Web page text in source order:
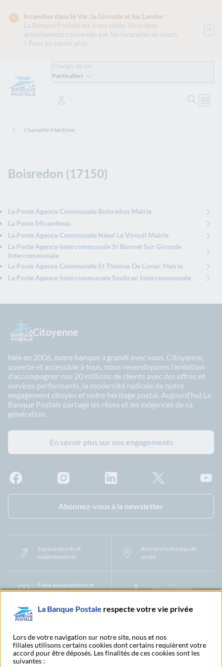
Incendies dans le Var, la Gironde et les Landes :
La Banque Postale est à vos côtés. Vous êtes
actuellement concernés par les incendies en cours
? Pour en savoir plus
Changer de site
Particuliers
Se connecter
Charente-Maritime
Boisredon (17150)
La Poste Agence Communale Boisredon Mairie
La Poste Mirambeau
La Poste Agence Communale Nieul Le Virouil Mairie
La Poste Agence Intercommunale St Bonnet Sur Gironde
Intercommunale
La Poste Agence Communale St Thomas De Conac Mairie
La Poste Agence Intercommunale Soubran Intercommunale
Citoyenne
Née en 2006, notre banque a grandi avec vous. Citoyenne,
ouverte et accessible à tous, nous revendiquons l’ambition
d’accompagner nos 20 millions de clients avec des offres et
services performants, la modernité radicale de notre
engagement citoyen et notre héritage postal. Aujourd’hui La
Banque Postale partage les rêves et les exigences de sa
génération.
En savoir plus sur nos engagements
Abonnez-vous à la newsletter
Espace sourds et
malentendants
Recherche bureau de
poste
Foire aux questions et
centre d'aide
Nous contacter
Protection des Données à Caractère PersonnelFiliales et partenaires
CookiesGestion des cookiesActualiser vos informations
Contestation et réclamation Coordonnées Centres Financiers
La Banque Postale respecte votre vie privée
Lors de votre navigation sur notre site, nous et nos
filiales utilisons certains cookies dont certains requièrent votre
accord pour être déposés. Les finalités de ces cookies sont les
suivantes :